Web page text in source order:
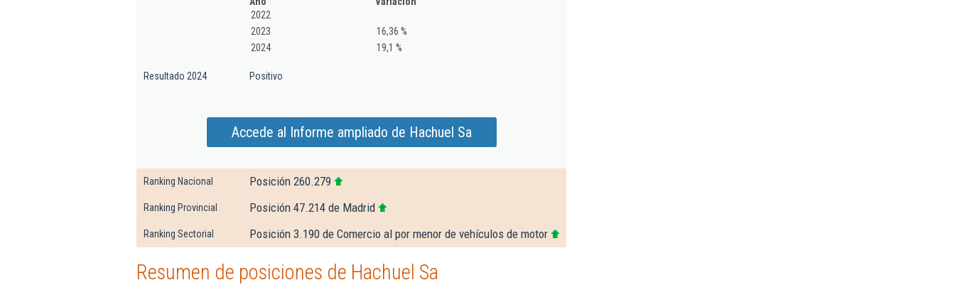
2022
2023
16,36 %
2024
19,1 %
Resultado 2024 Positivo
Accede al Informe ampliado de Hachuel Sa
Ranking Nacional Posición 260.279
Ranking Provincial Posición 47.214 de Madrid
Ranking Sectorial Posición 3.190 de Comercio al por menor de vehículos de motor
Resumen de posiciones de Hachuel Sa